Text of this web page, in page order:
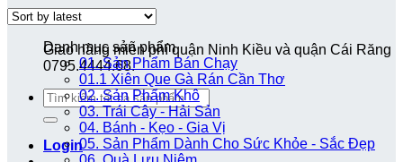
Giao hàng miễn phí quận Ninh Kiều và quận Cái Răng
0795.4444.68.
Search
for:
Login
Danh mục sản phẩm
01. Sản Phẩm Bán Chạy
01.1 Xiên Que Gà Rán Cần Thơ
02. Sản Phẩm Khô
03. Trái Cây - Hải Sản
04. Bánh - Kẹo - Gia Vị
05. Sản Phẩm Dành Cho Sức Khỏe - Sắc Đẹp